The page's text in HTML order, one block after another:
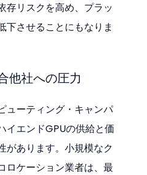
存リスクを高め、プラッ
下させることにもなりま
他社への圧力
ューティング・キャンパ
イエンドGPUの供給と価
があります。小規模なク
ロケーション業者は、最